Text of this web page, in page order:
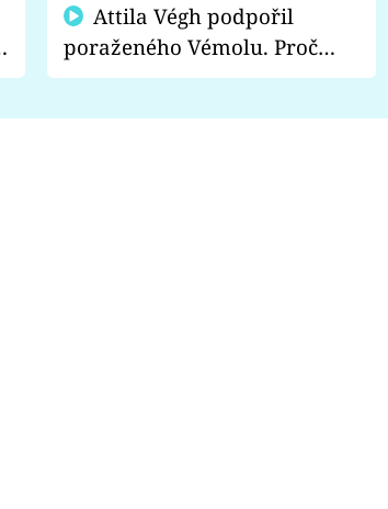
poraženého Vémolu. Proč
chce raději zápasit s ním než